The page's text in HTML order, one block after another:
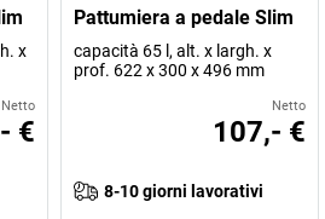
x
Netto
€
Pattumiera a pedale Slim
capacità 65 l, alt. x largh. x
prof. 622 x 300 x 496 mm
Netto
107,- €
8-10 giorni lavorativi